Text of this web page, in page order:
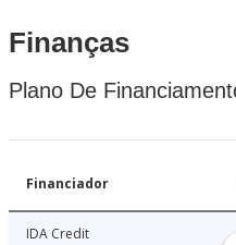
Finanças
Plano De
Financiador
IDA Credit